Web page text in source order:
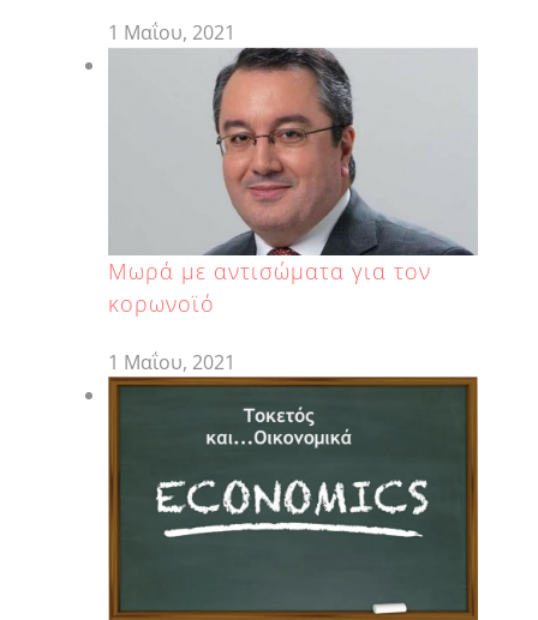
1 Μαΐου, 2021
Μωρά με αντισώματα για τον
κορωνοϊό
1 Μαΐου, 2021